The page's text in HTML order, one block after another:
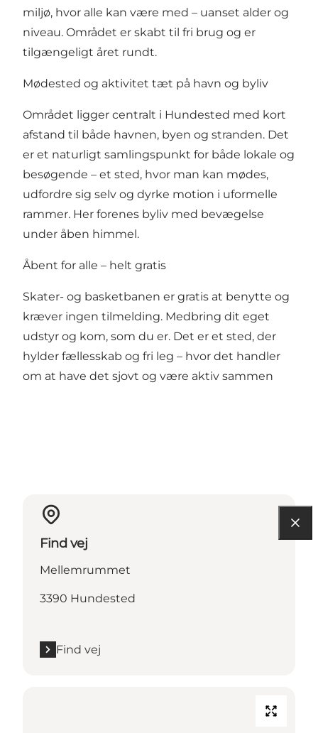
miljø, hvor alle kan være med – uanset alder og
niveau. Området er skabt til fri brug og er
tilgængeligt året rundt.
Mødested og aktivitet tæt på havn og byliv
Området ligger centralt i Hundested med kort
afstand til både havnen, byen og stranden. Det
er et naturligt samlingspunkt for både lokale og
besøgende – et sted, hvor man kan mødes,
udfordre sig selv og dyrke motion i uformelle
rammer. Her forenes byliv med bevægelse
under åben himmel.
Åbent for alle – helt gratis
Skater- og basketbanen er gratis at benytte og
kræver ingen tilmelding. Medbring dit eget
udstyr og kom, som du er. Det er et sted, der
hylder fællesskab og fri leg – hvor det handler
om at have det sjovt og være aktiv sammen
Find vej
Mellemrummet
3390 Hundested
Find vej